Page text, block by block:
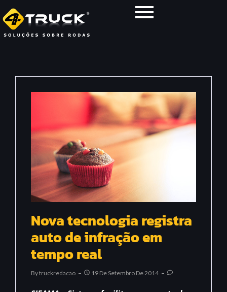
Nova tecnologia registra
auto de infração em
tempo real
ByTruckredacao 19 De Setembro De 2014